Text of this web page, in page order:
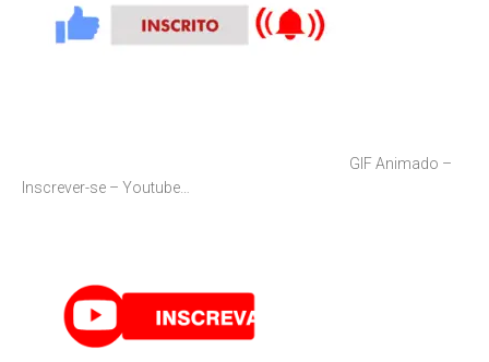
GIF Animado –
Inscrever-se – Youtube…